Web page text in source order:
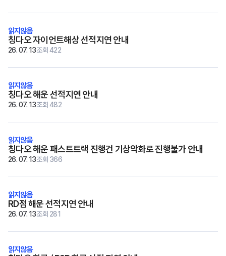
칭다오 자이언트해상 선적지연 안내
26. 07. 13조회 422
칭다오 해운 선적지연 안내
26. 07. 13조회 482
칭다오 해운 패스트트랙 진행건 기상악화로 진행불가 안내
26. 07. 13조회 366
RD점 해운 선적지연 안내
26. 07. 13조회 281